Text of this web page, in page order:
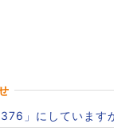
」にしています